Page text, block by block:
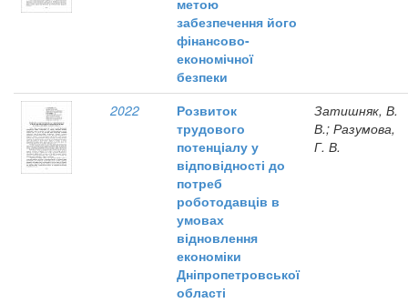
метою
забезпечення його
фінансово-
економічної
безпеки
2022
Розвиток
трудового
потенціалу у
відповідності до
потреб
роботодавців в
умовах
відновлення
економіки
Дніпропетровської
області
Затишняк, В.
В.; Разумова,
Г. В.